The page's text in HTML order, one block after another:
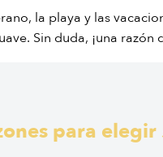
la playa y las
Sin duda, ¡una
para elegir